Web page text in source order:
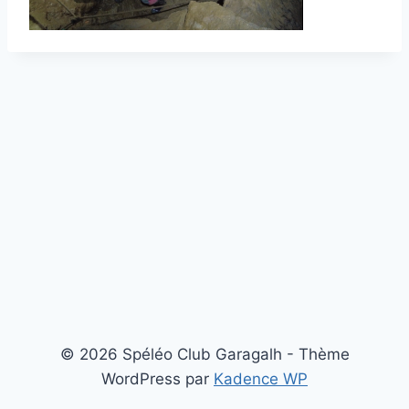
© 2026 Spéléo Club Garagalh - Thème
WordPress par Kadence WP